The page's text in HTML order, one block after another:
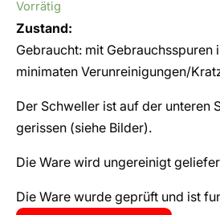
Vorrätig
Zustand:
Gebraucht: mit Gebrauchsspuren
minimaten Verunreinigungen/
Der Schweller ist auf der unteren
gerissen (siehe Bilder).
Die Ware wird ungereinigt
Die Ware wurde geprüft und ist